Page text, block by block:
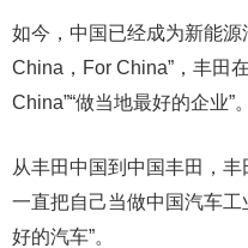
如今，中国已经成为新能源
China，For China”，丰田
China”“做当地最好的企业”。
从丰田中国到中国丰田，
一直把自己当做中国汽车工
好的汽车”。